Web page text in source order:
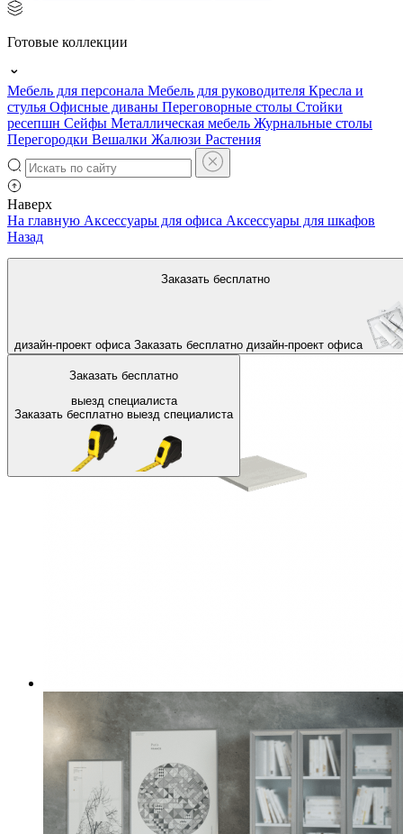
Готовые коллекции
Мебель для персонала Мебель для руководителя Кресла и
стулья Офисные диваны Переговорные столы Стойки
ресепшн Сейфы Металлическая мебель Журнальные столы
Перегородки Вешалки Жалюзи Растения
Наверх
Заказать бесплатно
дизайн-проект офиса Заказать бесплатно дизайн-проект офиса
Заказать бесплатно
выезд специалиста
Заказать бесплатно выезд специалиста
На главную Аксессуары для офиса Аксессуары для шкафов
Назад